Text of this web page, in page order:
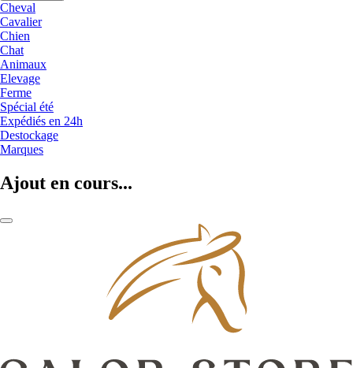
Cheval
Cavalier
Chien
Chat
Animaux
Elevage
Ferme
Spécial été
Expédiés en 24h
Destockage
Marques
Ajout en cours...